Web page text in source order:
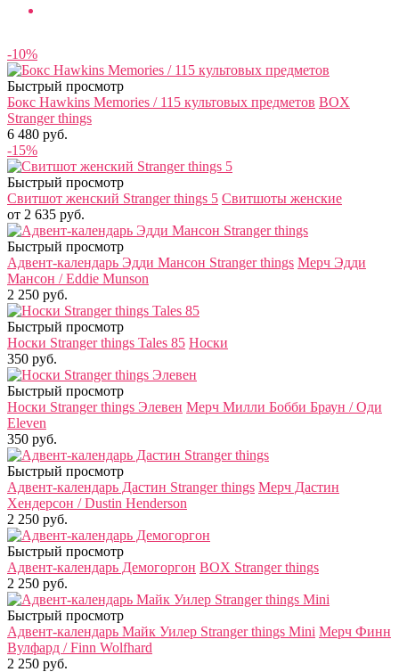
-10%
Быстрый просмотр
Бокс Hawkins Memories / 115 культовых предметов BOX
Stranger things
6 480 руб.
-15%
Быстрый просмотр
Свитшот женский Stranger things 5 Свитшоты женские
от 2 635 руб.
Быстрый просмотр
Адвент-календарь Эдди Мансон Stranger things Мерч Эдди
Мансон / Eddie Munson
2 250 руб.
Быстрый просмотр
Носки Stranger things Tales 85 Носки
350 руб.
Быстрый просмотр
Носки Stranger things Элевен Мерч Милли Бобби Браун / Оди
Eleven
350 руб.
Быстрый просмотр
Адвент-календарь Дастин Stranger things Мерч Дастин
Хендерсон / Dustin Henderson
2 250 руб.
Быстрый просмотр
Адвент-календарь Демогоргон BOX Stranger things
2 250 руб.
Быстрый просмотр
Адвент-календарь Майк Уилер Stranger things Mini Мерч Финн
Вулфард / Finn Wolfhard
2 250 руб.